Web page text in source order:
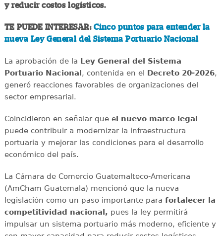
y reducir costos logísticos.
TE PUEDE INTERESAR:Cinco puntos para entender la
nueva Ley General del Sistema Portuario Nacional
La aprobación de la Ley General del Sistema
Portuario Nacional, contenida en el Decreto 20-2026,
generó reacciones favorables de organizaciones del
sector empresarial.
Coincidieron en señalar que el nuevo marco legal
puede contribuir a modernizar la infraestructura
portuaria y mejorar las condiciones para el desarrollo
económico del país.
La Cámara de Comercio Guatemalteco-Americana
(AmCham Guatemala) mencionó que la nueva
legislación como un paso importante para fortalecer la
competitividad nacional, pues la ley permitirá
impulsar un sistema portuario más moderno, eficiente y